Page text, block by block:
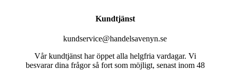
Kundtjänst
kundservice@handelsavenyn.se
Vår kundtjänst har öppet alla helgfria vardagar. Vi
besvarar dina frågor så fort som möjligt, senast inom 48